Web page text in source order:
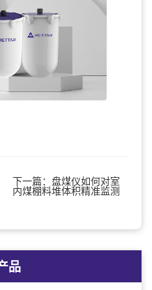
下一篇：盘煤仪如何对室
内煤棚料堆体积精准监测
品